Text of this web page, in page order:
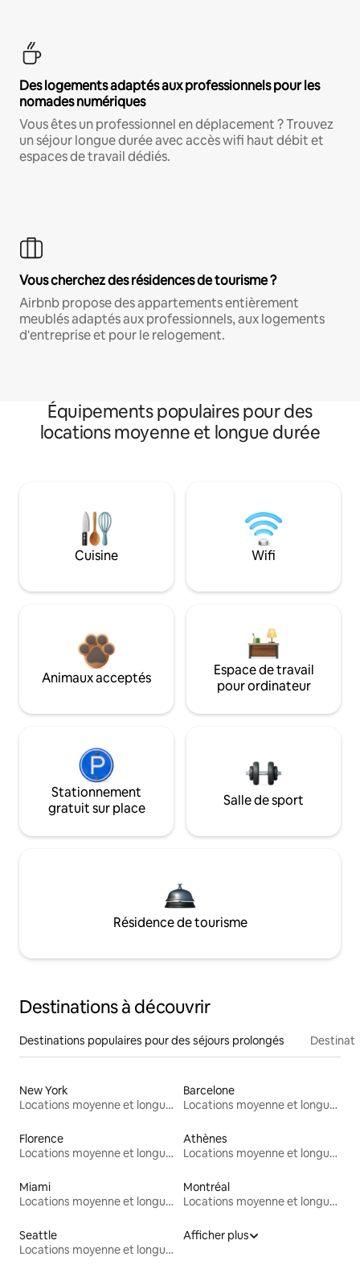
Des logements adaptés aux professionnels pour les
nomades numériques
Vous êtes un professionnel en déplacement ? Trouvez
un séjour longue durée avec accès wifi haut débit et
espaces de travail dédiés.
Vous cherchez des résidences de tourisme ?
Airbnb propose des appartements entièrement
meublés adaptés aux professionnels, aux logements
d'entreprise et pour le relogement.
Équipements populaires pour des
locations moyenne et longue durée
Cuisine Wifi
Animaux acceptés
Espace de travail
pour ordinateur
Stationnement
gratuit sur place
Salle de sport
Résidence de tourisme
Destinations à découvrir
Destinations populaires pour des séjours prolongés
New York
Locations moyenne et longue durée
Barcelone
Locations moyenne et longue durée
Florence
Locations moyenne et longue durée
Athènes
Locations moyenne et longue durée
Miami
Locations moyenne et longue durée
Montréal
Locations moyenne et longue durée
Seattle
Locations moyenne et longue durée
Afficher plus